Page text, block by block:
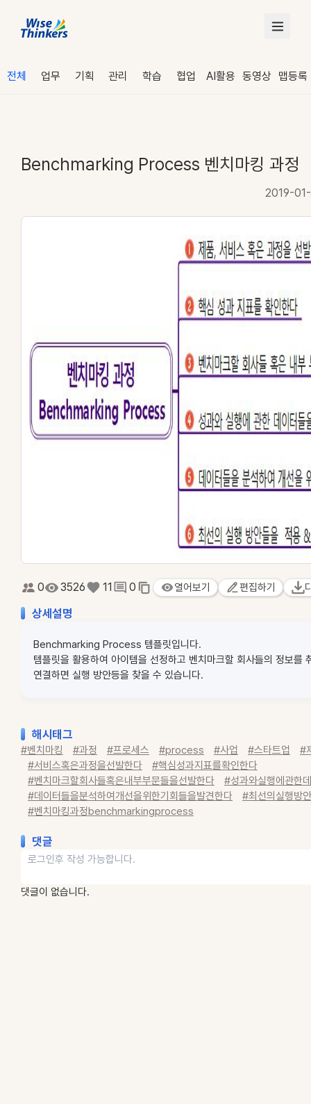
전체 업무 기획 관리 학습 협업 AI활용 동영상 맵등록
Benchmarking Process 벤치마킹 과정
2019-
0 3526 11 0 열어보기 편집하기
상세설명
Benchmarking Process 템플릿입니다.
템플릿을 활용하여 아이템을 선정하고 벤치마크할 회사들의 정보를
연결하면 실행 방안등을 찾을 수 있습니다.
해시태그
#벤치마킹 #과정 #프로세스 #process #사업 #스타트업
#
#서비스혹은과정을선발한다
#핵심성과지표를확인한다
#벤치마크할회사들혹은내부부문들을선발한다
#성과와실행에관한
#데이터들을분석하여개선을위한기회들을발견한다
#최선의실행방
#벤치마킹과정benchmarkingprocess
댓글
댓글이 없습니다.